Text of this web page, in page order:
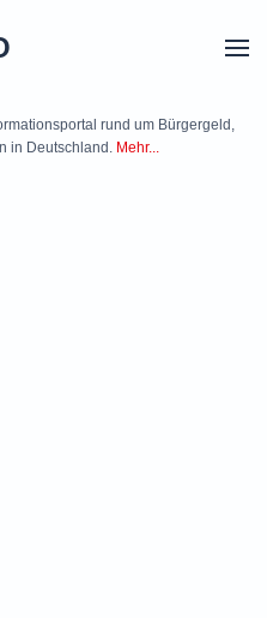
rund um Bürgergeld,
in Deutschland. Mehr...